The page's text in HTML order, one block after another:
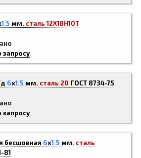
1.5 мм. сталь 12Х18Н10Т
запросу
6x1.5 мм. сталь 20 ГОСТ 8734-75
запросу
бесшовная 6x1.5 мм. сталь
81